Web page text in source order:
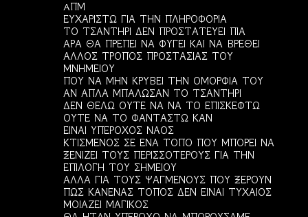
AΠΜ
ΕΥΧΑΡΙΣΤΩ ΓΙΑ ΤΗΝ ΠΛΗΡΟΦΟΡΙΑ
ΤΟ ΤΣΑΝΤΗΡΙ ΔΕΝ ΠΡΟΣΤΑΤΕΥΕΙ ΠΙΑ
ΑΡΑ ΘΑ ΠΡΕΠΕΙ ΝΑ ΦΥΓΕΙ ΚΑΙ ΝΑ ΒΡΕΘΕΙ
ΑΛΛΟΣ ΤΡΟΠΟΣ ΠΡΟΣΤΑΣΙΑΣ ΤΟΥ
ΜΝΗΜΕΙΟΥ
ΠΟΥ ΝΑ ΜΗΝ ΚΡΥΒΕΙ ΤΗΝ ΟΜΟΡΦΙΑ ΤΟΥ
ΑΝ ΑΠΛΑ ΜΠΑΛΩΣΑΝ ΤΟ ΤΣΑΝΤΗΡΙ
ΔΕΝ ΘΕΛΩ ΟΥΤΕ ΝΑ ΝΑ ΤΟ ΕΠΙΣΚΕΦΤΩ
ΟΥΤΕ ΝΑ ΤΟ ΦΑΝΤΑΣΤΩ ΚΑΝ
ΕΙΝΑΙ ΥΠΕΡΟΧΟΣ ΝΑΟΣ
ΚΤΙΣΜΕΝΟΣ ΣΕ ΕΝΑ ΤΟΠΟ ΠΟΥ ΜΠΟΡΕΙ ΝΑ
ΞΕΝΙΖΕΙ ΤΟΥΣ ΠΕΡΙΣΣΟΤΕΡΟΥΣ ΓΙΑ ΤΗΝ
ΕΠΙΛΟΓΗ ΤΟΥ ΣΗΜΕΙΟΥ
ΑΛΛΑ ΓΙΑ ΤΟΥΣ ΨΑΓΜΕΝΟΥΣ ΠΟΥ ΞΕΡΟΥΝ
ΠΩΣ ΚΑΝΕΝΑΣ ΤΟΠΟΣ ΔΕΝ ΕΙΝΑΙ ΤΥΧΑΙΟΣ
ΜΟΙΑΖΕΙ ΜΑΓΙΚΟΣ